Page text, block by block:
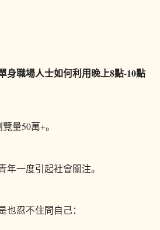
身職場人士如何利用晚上8點-10點
量50萬+。
年一度引起社會關注。
忍不住問自己：